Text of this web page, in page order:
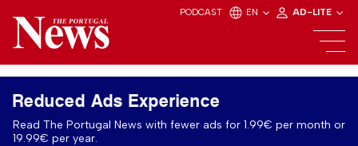
PODCAST EN AD-LITE
Reduced Ads Experience
Read The Portugal News with fewer ads for 1.99€ per month or
19.99€ per year.